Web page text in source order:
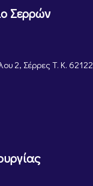
Σερρών
2, Σέρρες Τ. Κ. 62122